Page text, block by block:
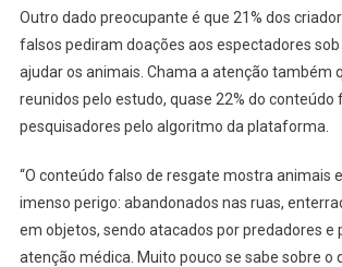
Outro dado preocupante é que 21% dos
falsos pediram doações aos espectadores
ajudar os animais. Chama a atenção também
reunidos pelo estudo, quase 22% do conteúdo
pesquisadores pelo algoritmo da plataforma.
“O conteúdo falso de resgate mostra animais
imenso perigo: abandonados nas ruas,
em objetos, sendo atacados por predadores e
atenção médica. Muito pouco se sabe sobre o